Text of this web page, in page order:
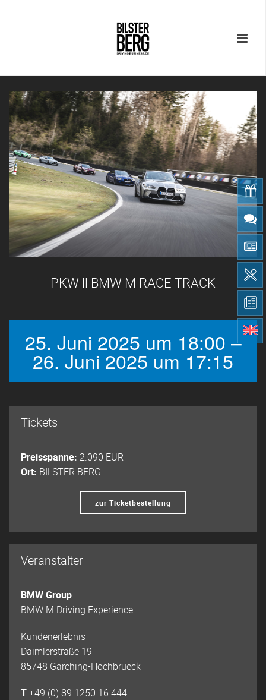
PKW ll BMW M RACE TRACK
25. Juni 2025 um 18:00 –
26. Juni 2025 um 17:15
Tickets
Preisspanne: 2.090 EUR
Ort: BILSTER BERG
zur Ticketbestellung
Veranstalter
BMW Group
BMW M Driving Experience
Kundenerlebnis
Daimlerstraße 19
85748 Garching-Hochbrueck
T+49 (0) 89 1250 16 444